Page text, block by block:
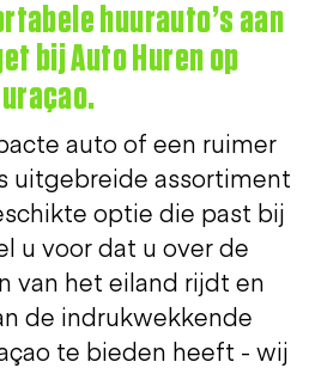
huurauto’s aan
bij Auto Huren op
auto of een ruimer
uitgebreide assortiment
optie die past bij
u voor dat u over de
van het eiland rijdt en
de indrukwekkende
te bieden heeft - wij